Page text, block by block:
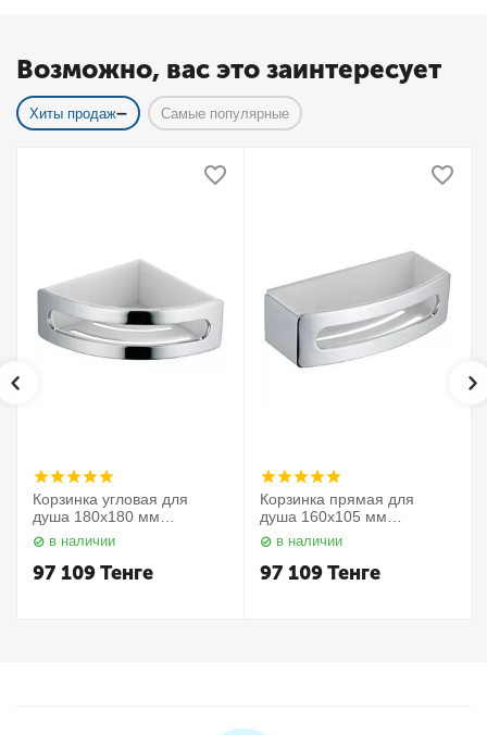
Возможно, вас это заинтересует
Хиты продаж Самые популярные
Корзинка угловая для
душа 180х180 мм
Elegance 11657010000
Keuco
в наличии
97 109Тенге
Корзинка прямая для
душа 160х105 мм
Elegance 11658010000
Keuco
в наличии
97 109Тенге